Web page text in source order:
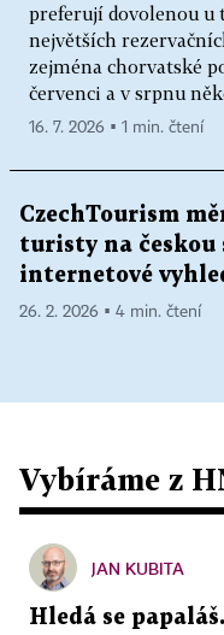
preferují dovolenou u
největších
zejména chorvatské
červenci a v srpnu
16. 7. 2026 ▪ 1 min. čtení
CzechTourism
turisty na českou
internetové
26. 2. 2026 ▪ 4 min. čtení
Vybíráme z
JAN KUBITA
Hledá se